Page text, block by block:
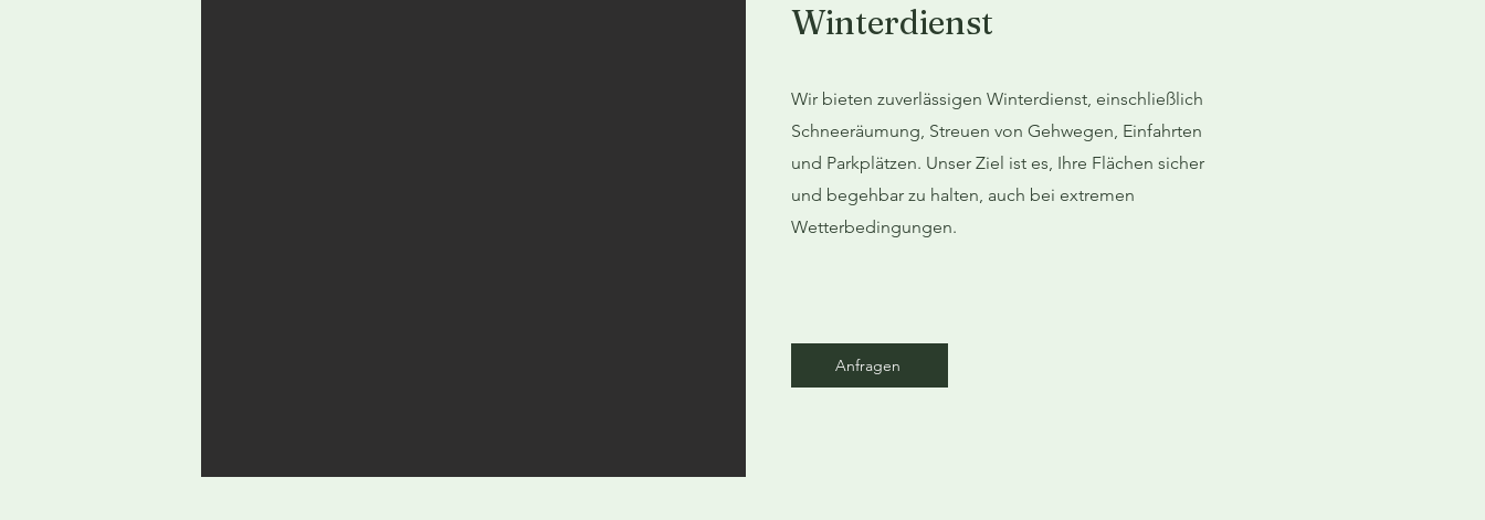
Winterdienst
Wir bieten zuverlässigen Winterdienst, einschließlich
Schneeräumung, Streuen von Gehwegen, Einfahrten
und Parkplätzen. Unser Ziel ist es, Ihre Flächen sicher
und begehbar zu halten, auch bei extremen
Wetterbedingungen.
Anfragen